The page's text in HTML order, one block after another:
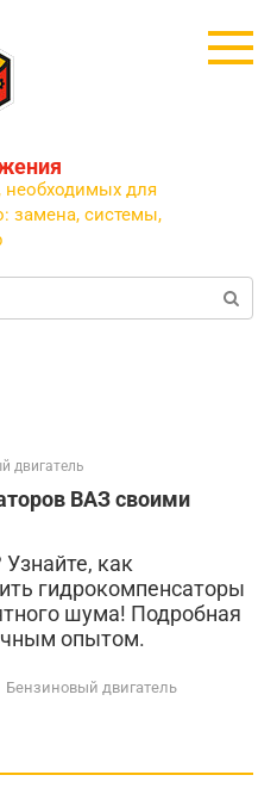
для
замена, системы,
двигатель
ВАЗ своими
как
гидрокомпенсаторы
шума! Подробная
опытом.
Бензиновый двигатель